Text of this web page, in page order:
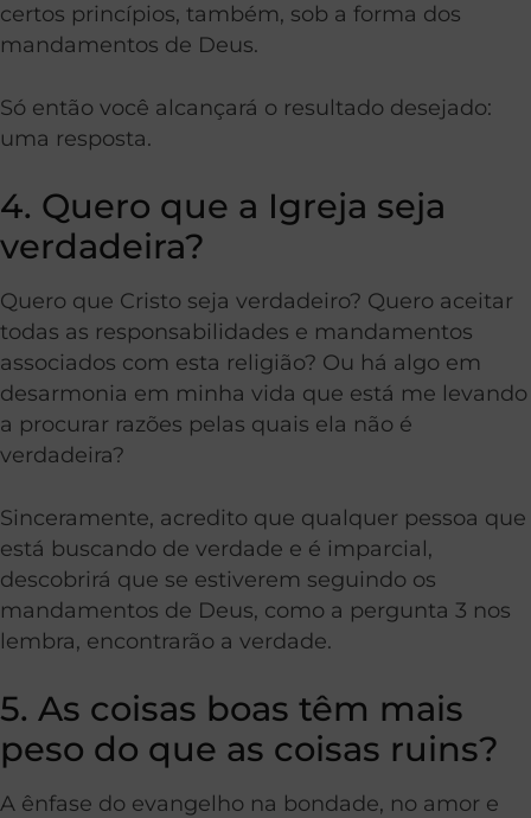
certos princípios, também, sob a forma dos
mandamentos de Deus.
Só então você alcançará o resultado desejado:
uma resposta.
4. Quero que a Igreja seja
verdadeira?
Quero que Cristo seja verdadeiro? Quero aceitar
todas as responsabilidades e mandamentos
associados com esta religião? Ou há algo em
desarmonia em minha vida que está me levando
a procurar razões pelas quais ela não é
verdadeira?
Sinceramente, acredito que qualquer pessoa que
está buscando de verdade e é imparcial,
descobrirá que se estiverem seguindo os
mandamentos de Deus, como a pergunta 3 nos
lembra, encontrarão a verdade.
5. As coisas boas têm mais
peso do que as coisas ruins?
A ênfase do evangelho na bondade, no amor e